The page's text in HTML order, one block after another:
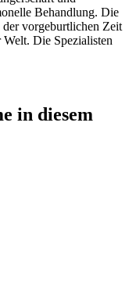
Behandlung. Die
vorgeburtlichen Zeit
Die Spezialisten
in diesem